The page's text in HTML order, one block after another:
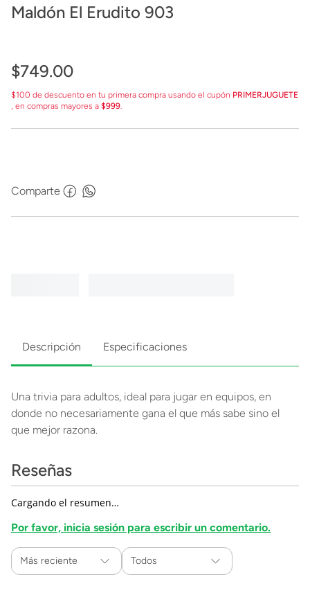
Maldón El Erudito 903
$749.00
$100 de descuento en tu primera compra usando el cupón PRIMERJUGUETE
, en compras mayores a $999.
Comparte
Descripción Especificaciones
Una trivia para adultos, ideal para jugar en equipos, en
donde no necesariamente gana el que más sabe sino el
que mejor razona.
Reseñas
Cargando el resumen…
Por favor, inicia sesión para escribir un comentario.
Más reciente Todos